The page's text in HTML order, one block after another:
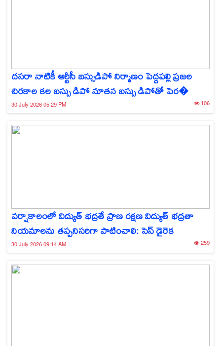
దసరా నాటికీ ఆర్టీసీ బస్సుడిపో నిర్మాణం పెద్దపల్లి ప్రజల
చిరకాల కల బస్సు డిపో నూతన బస్సు డిపోతో పెర�
30 July 2026 05:29 PM 106
వర్షాకాలంలో విద్యుత్ భద్రతే ప్రాణ రక్షణ విద్యుత్ భద్రతా
నియమాలను తప్పనిసరిగా పాటించాలి: సెస్ డైరెక
30 July 2026 09:14 AM 259